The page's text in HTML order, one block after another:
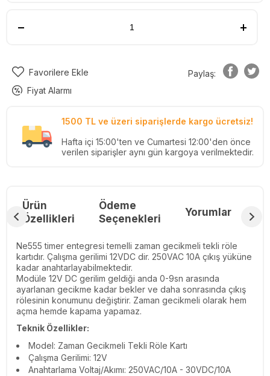
Favorilere Ekle
Fiyat Alarmı
Paylaş:
1500 TL ve üzeri siparişlerde kargo ücretsiz!
Hafta içi 15:00'ten ve Cumartesi 12:00'den önce
verilen siparişler aynı gün kargoya verilmektedir.
Ürün
Özellikleri
Ödeme
Seçenekleri
Yorumlar
Ne555 timer entegresi temelli zaman gecikmeli tekli röle
kartıdır. Çalışma gerilimi 12VDC dir. 250VAC 10A çıkış yüküne
kadar anahtarlayabilmektedir.
Modüle 12V DC gerilim geldiği anda 0-9sn arasında
ayarlanan gecikme kadar bekler ve daha sonrasında çıkış
rölesinin konumunu değiştirir. Zaman gecikmeli olarak hem
açma hemde kapama yapamaz.
Teknik Özellikler:
Model: Zaman Gecikmeli Tekli Röle Kartı
Çalışma Gerilimi: 12V
Anahtarlama Voltaj/Akımı: 250VAC/10A - 30VDC/10A